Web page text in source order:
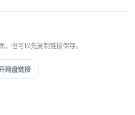
，也可以先复制链接保存。
网盘链接